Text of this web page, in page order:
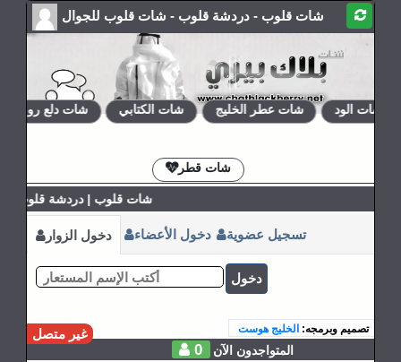
شات قلوب - دردشة قلوب - شات قلوب للجوال
شات دلع روحي شات الكتابي شات عطر الخليج شات الود
شات قطر
شات قلوب | دردشة قلوب |
دخول الزوار دخول الأعضاء تسجيل عضوية
دخول
غير متصل تصميم وبرمجه:الخليج هوست
0 المتواجدون الآن